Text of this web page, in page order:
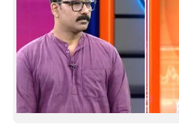
SPIRITUAL
INFO+
ART